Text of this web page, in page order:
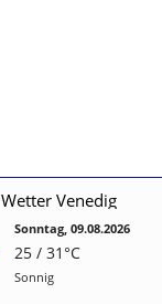
Wetter Venedig
Sonntag, 09.08.2026
25 / 31°C
Sonnig